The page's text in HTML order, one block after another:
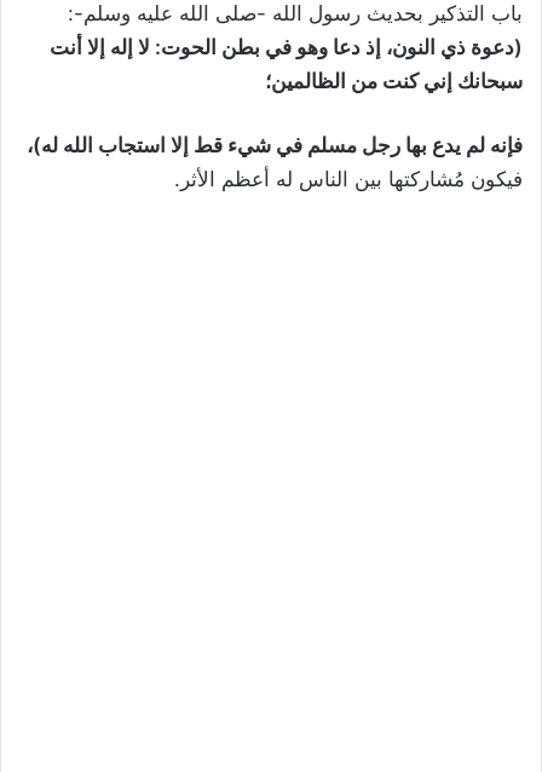
باب التذكير بحديث رسول الله -صلى الله عليه وسلم-:
(دعوة ذي النون، إذ دعا وهو في بطن الحوت: لا إله إلا أنت
سبحانك إني كنت من الظالمين؛
فإنه لم يدع بها رجل مسلم في شيء قط إلا استجاب الله له)،
فيكون مُشاركتها بين الناس له أعظم الأثر.